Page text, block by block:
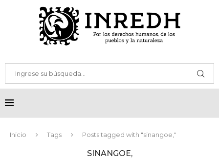
Inicio Tags Posts tagged with "sinangoe,"
SINANGOE,